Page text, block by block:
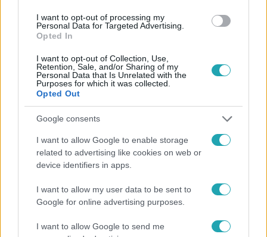
I want to opt-out of processing my
Personal Data for Targeted Advertising.
Opted In
I want to opt-out of Collection, Use,
Retention, Sale, and/or Sharing of my
Personal Data that Is Unrelated with the
Purposes for which it was collected.
Opted Out
Google consents
I want to allow Google to enable storage
related to advertising like cookies on web or
device identifiers in apps.
I want to allow my user data to be sent to
Google for online advertising purposes.
I want to allow Google to send me
HÍRADÓ #ADÁSRÉSZLETEK #BEZÁRÁS # BETEG
Népszerű